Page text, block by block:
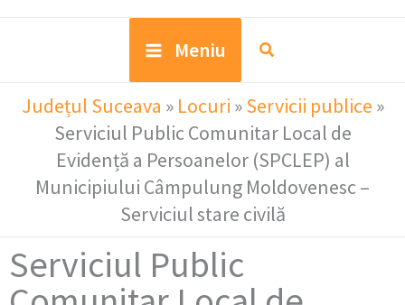
Meniu
Județul Suceava » Locuri »Servicii publice »
Serviciul Public Comunitar Local de
Evidență a Persoanelor (SPCLEP) al
Municipiului Câmpulung Moldovenesc –
Serviciul stare civilă
Serviciul Public